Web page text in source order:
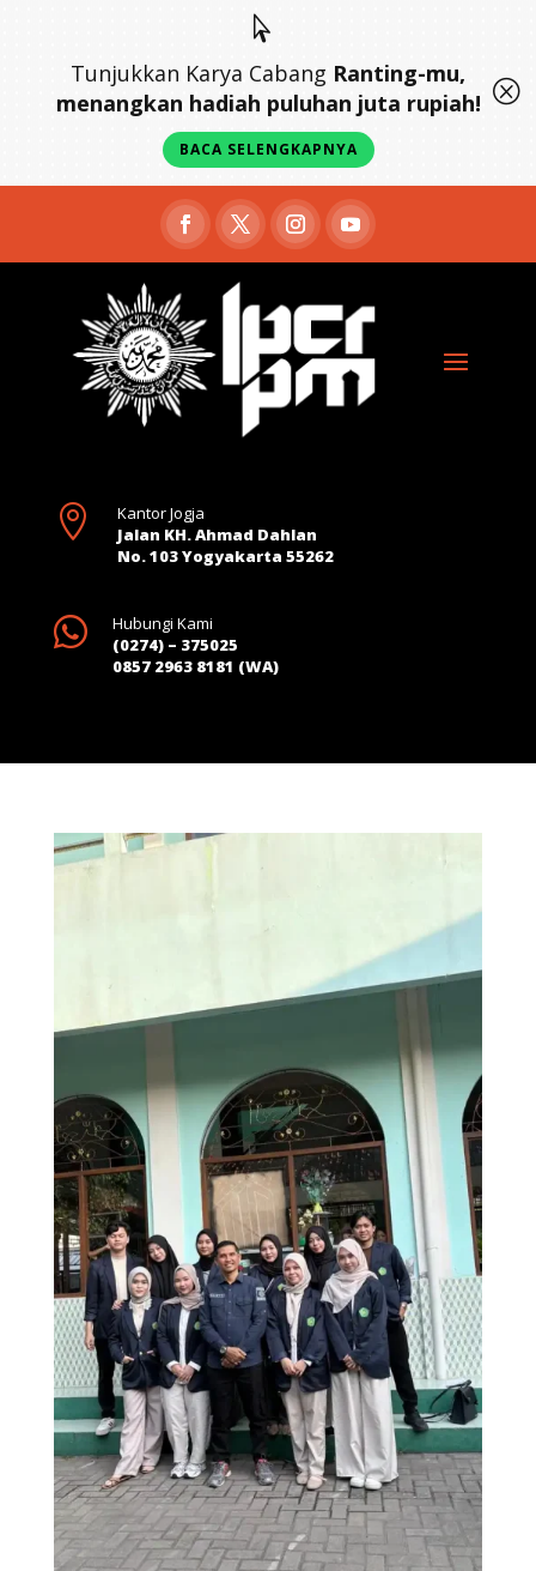

Tunjukkan Karya Cabang Ranting-mu,
menangkan hadiah puluhan juta rupiah!
BACA SELENGKAPNYA
Q

Kantor Jogja
Jalan KH. Ahmad Dahlan
No. 103 Yogyakarta 55262

Hubungi Kami
(0274) – 375025
0857 2963 8181 (WA)